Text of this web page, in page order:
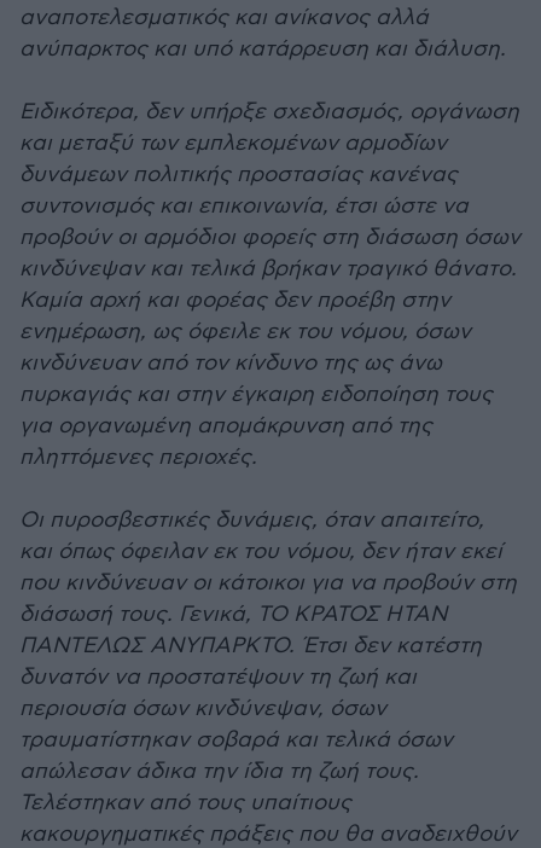
αναποτελεσματικός και ανίκανος αλλά
ανύπαρκτος και υπό κατάρρευση και διάλυση.
Ειδικότερα, δεν υπήρξε σχεδιασμός, οργάνωση
και μεταξύ των εμπλεκομένων αρμοδίων
δυνάμεων πολιτικής προστασίας κανένας
συντονισμός και επικοινωνία, έτσι ώστε να
προβούν οι αρμόδιοι φορείς στη διάσωση όσων
κινδύνεψαν και τελικά βρήκαν τραγικό θάνατο.
Καμία αρχή και φορέας δεν προέβη στην
ενημέρωση, ως όφειλε εκ του νόμου, όσων
κινδύνευαν από τον κίνδυνο της ως άνω
πυρκαγιάς και στην έγκαιρη ειδοποίηση τους
για οργανωμένη απομάκρυνση από της
πληττόμενες περιοχές.
Οι πυροσβεστικές δυνάμεις, όταν απαιτείτο,
και όπως όφειλαν εκ του νόμου, δεν ήταν εκεί
που κινδύνευαν οι κάτοικοι για να προβούν στη
διάσωσή τους. Γενικά, ΤΟ ΚΡΑΤΟΣ ΗΤΑΝ
ΠΑΝΤΕΛΩΣ ΑΝΥΠΑΡΚΤΟ. Έτσι δεν κατέστη
δυνατόν να προστατέψουν τη ζωή και
περιουσία όσων κινδύνεψαν, όσων
τραυματίστηκαν σοβαρά και τελικά όσων
απώλεσαν άδικα την ίδια τη ζωή τους.
Τελέστηκαν από τους υπαίτιους
κακουργηματικές πράξεις που θα αναδειχθούν